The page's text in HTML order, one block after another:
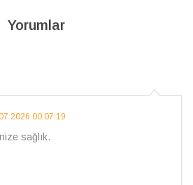
Yorumlar
Çarpıcı ve olağanüstü bir işçilikle